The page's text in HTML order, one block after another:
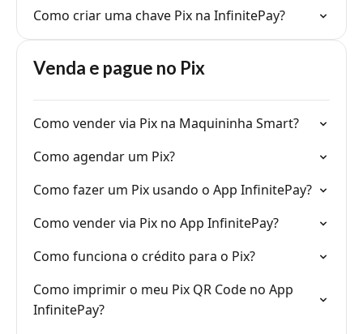
Como criar uma chave Pix na InfinitePay?
Venda e pague no Pix
Como vender via Pix na Maquininha Smart?
Como agendar um Pix?
Como fazer um Pix usando o App InfinitePay?
Como vender via Pix no App InfinitePay?
Como funciona o crédito para o Pix?
Como imprimir o meu Pix QR Code no App
InfinitePay?